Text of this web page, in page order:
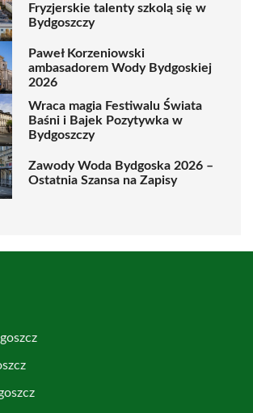
Fryzjerskie talenty szkolą się w
Bydgoszczy
Paweł Korzeniowski
ambasadorem Wody Bydgoskiej
2026
Wraca magia Festiwalu Świata
Baśni i Bajek Pozytywka w
Bydgoszczy
Zawody Woda Bydgoska 2026 –
Ostatnia Szansa na Zapisy